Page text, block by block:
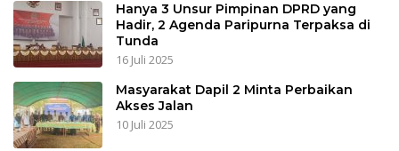
Hanya 3 Unsur Pimpinan DPRD yang
Hadir, 2 Agenda Paripurna Terpaksa di
Tunda
16 Juli 2025
Masyarakat Dapil 2 Minta Perbaikan
Akses Jalan
10 Juli 2025